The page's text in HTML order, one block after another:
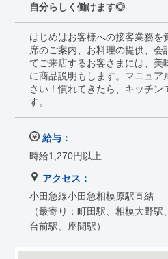
自分らしく働けます◎
はじめはお客様への接客業務を
席のご案内、お料理の提供、会
てご来店するお客さまには、美
に商品説明もします。マニュア
さい！慣れてきたら、キッチン
す。
給与：
時給1,270円以上
アクセス：
小田急線小田急相模原駅直結
（最寄り：町田駅、相模大野
台前駅、座間駅）